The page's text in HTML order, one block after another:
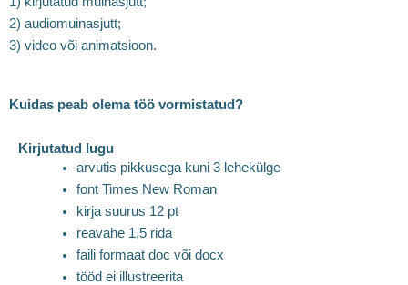
2) audiomuinasjutt;
3) video või animatsioon.
Kuidas peab olema töö vormistatud?
Kirjutatud lugu
arvutis pikkusega kuni 3 lehekülge
font Times New Roman
kirja suurus 12 pt
reavahe 1,5 rida
faili formaat doc või docx
tööd ei illustreerita